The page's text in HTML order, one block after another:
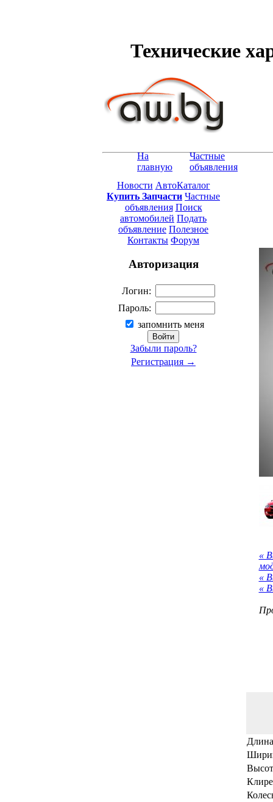
Технические
На
главную
Частные
объявления
Новости АвтоКаталог
Купить Запчасти Частные
объявления Поиск
автомобилей Подать
объявление Полезное
Контакты Форум
Авторизация
Логин:
Пароль:
запомнить меня
Забыли пароль?
Регистрация →
«
«
«